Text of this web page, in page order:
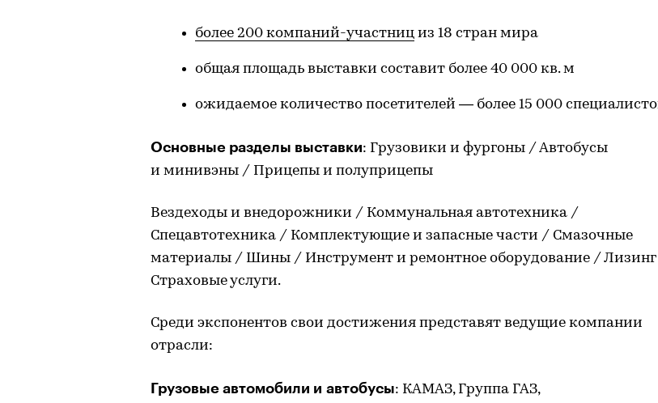
более 200 компаний-участниц из 18 стран мира
общая площадь выставки составит более 40 000 кв. м
ожидаемое количество посетителей — более 15 000
Основные разделы выставки: Грузовики и фургоны / Автобусы
и минивэны / Прицепы и полуприцепы
Вездеходы и внедорожники / Коммунальная автотехника /
Спецавтотехника / Комплектующие и запасные части / Смазочные
материалы / Шины / Инструмент и ремонтное оборудование /
Страховые услуги.
Среди экспонентов свои достижения представят ведущие компании
отрасли:
Грузовые автомобили и автобусы: КАМАЗ, Группа ГАЗ,